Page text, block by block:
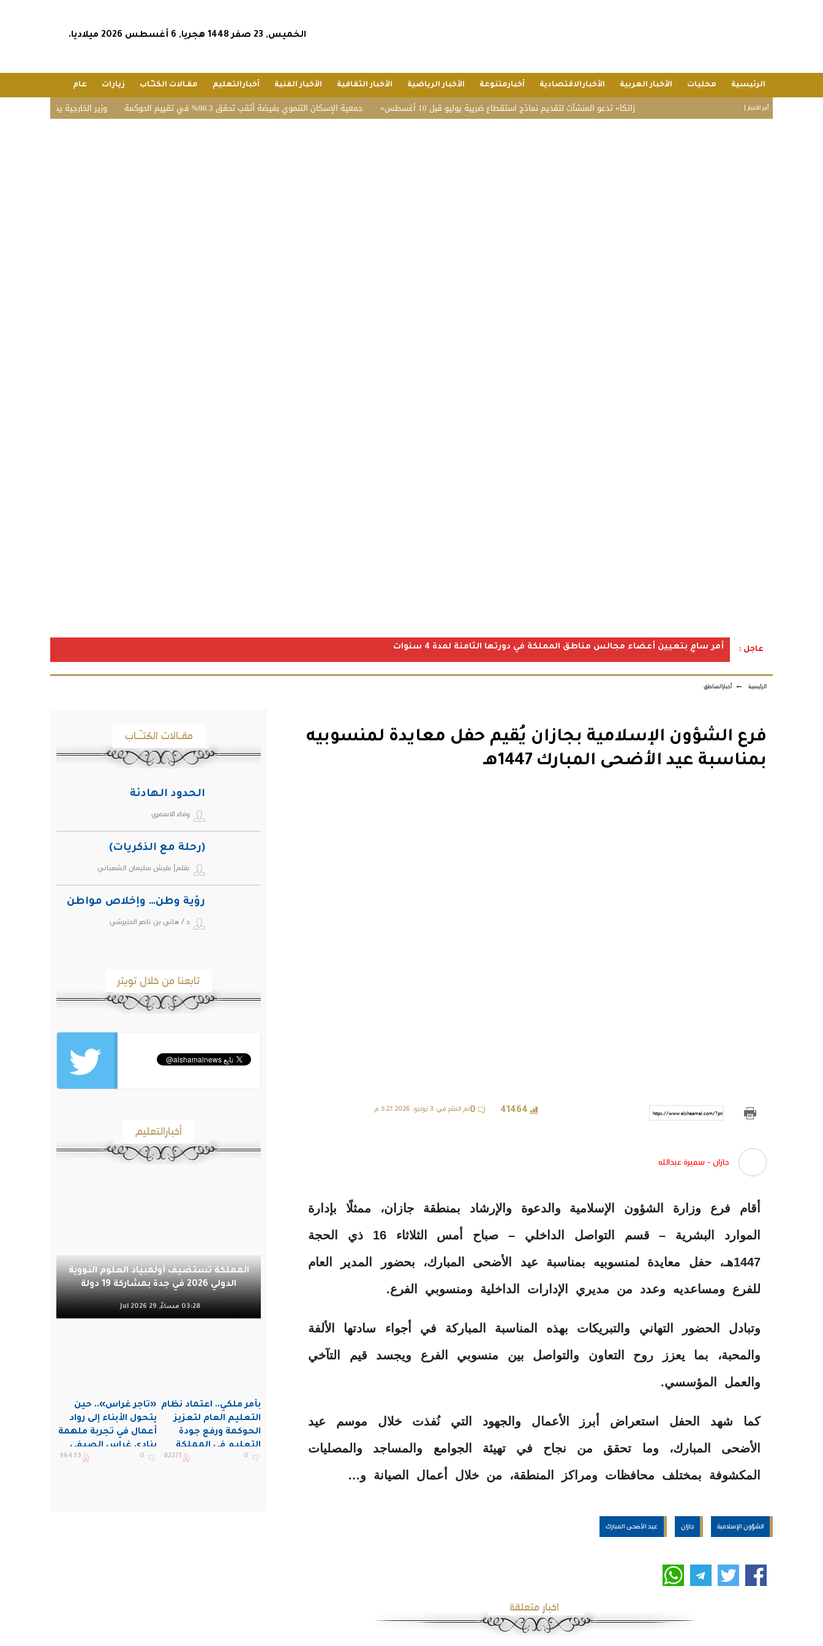
الخميس, 23 صفر 1448 هجريا, 6 أغسطس 2026 ميلاديا.
الرئيسية محليات الأخبار العربية الأخبارالاقتصادية أخبارمتنوعة الأخبار الرياضية الأخبار الثقافية الأخبار الفنية أخبارالتعليم مقـالات الكتـّـاب زيارات عام
أخر الأخبار | وزير الخارجية يشارك في الاجتماع جمعية الإسكان التنموي بفيضة أثقب تحقق 96.3% في تقييم الحوكمة «زاتكا» تدعو المنشآت لتقديم نماذج استقطاع ضريبة يوليو قبل 10 أغسطس
عاجل : أمر سامٍ بتعيين أعضاء مجالس مناطق المملكة في دورتها الثامنة لمدة 4 سنوات
الرئيسية ← أخبارالمناطق
فرع الشؤون الإسلامية بجازان يُقيم حفل معايدة لمنسوبيه
بمناسبة عيد الأضحى المبارك 1447هـ
https://www.alshaamal.com/?p=313693
تم النشر في: 3 يونيو، 2026 5:27 م 41464
0
جازان - سميرة عبدالله
أقام فرع وزارة الشؤون الإسلامية والدعوة والإرشاد بمنطقة جازان، ممثلًا بإدارة
الموارد البشرية – قسم التواصل الداخلي – صباح أمس الثلاثاء 16 ذي الحجة
1447هـ، حفل معايدة لمنسوبيه بمناسبة عيد الأضحى المبارك، بحضور المدير العام
للفرع ومساعديه وعدد من مديري الإدارات الداخلية ومنسوبي الفرع.
وتبادل الحضور التهاني والتبريكات بهذه المناسبة المباركة في أجواء سادتها الألفة
والمحبة، بما يعزز روح التعاون والتواصل بين منسوبي الفرع ويجسد قيم التآخي
والعمل المؤسسي.
كما شهد الحفل استعراض أبرز الأعمال والجهود التي نُفذت خلال موسم عيد
الأضحى المبارك، وما تحقق من نجاح في تهيئة الجوامع والمساجد والمصليات
المكشوفة بمختلف محافظات ومراكز المنطقة، من خلال أعمال الصيانة و…
الشؤون الإسلامية جازان عيد الأضحى المبارك
اخبار متعلقة
مقـالات الكتـّـاب
الحدود الهادئة
وفاء الاسمري
(رحلة مع الذكريات)
بقلم| بقيش سليمان الشعباني
رؤية وطن… وإخلاص مواطن
د / هاني بن ناصر الحتيرشي
تابعنا من خلال تويتر
أخبارالتعليم
المملكة تستضيف أولمبياد العلوم النووية
الدولي 2026 في جدة بمشاركة 19 دولة
03:28 مساءً, 29 Jul 2026
بأمر ملكي.. اعتماد نظام
التعليم العام لتعزيز
الحوكمة ورفع جودة
التعليم في المملكة
0
82271
«تاجر غراس».. حين
يتحول الأبناء إلى رواد
أعمال في تجربة ملهمة
بنادي غراس الصيفي
بالجبيل
0
96433